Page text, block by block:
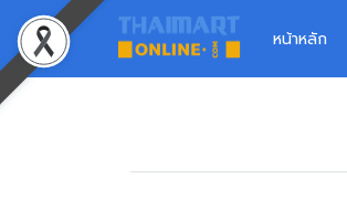
หน้าหลัก